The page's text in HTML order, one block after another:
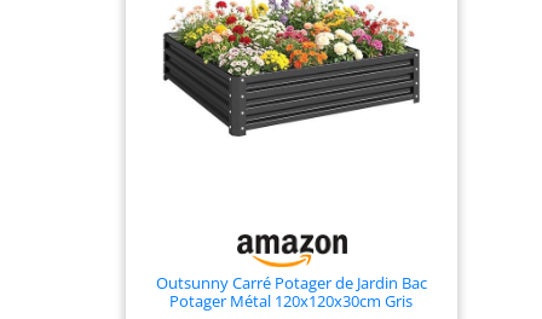
Outsunny Carré Potager de Jardin Bac
Potager Métal 120x120x30cm Gris